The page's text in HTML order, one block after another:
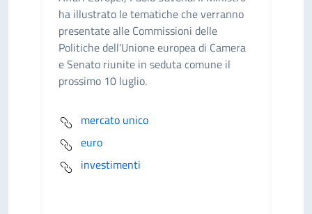
ha illustrato le tematiche che verranno
presentate alle Commissioni delle
Politiche dell'Unione europea di Camera
e Senato riunite in seduta comune il
prossimo 10 luglio.
mercato unico
euro
investimenti